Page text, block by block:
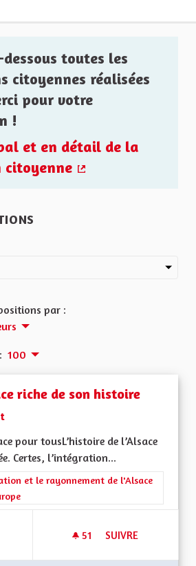
toutes les
citoyennes réalisées
pour votre
!
et en détail de la
par :
100
riche de son histoire
pour tousL’histoire de l’Alsace
Certes, l’intégration...
de la catégorie : La Culture, l'Education et
et le rayonnement de l'Alsace
51 51 ABONNÉS
SUIVRE